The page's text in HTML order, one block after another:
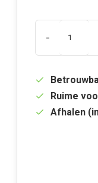
-
Ruime
Afhalen